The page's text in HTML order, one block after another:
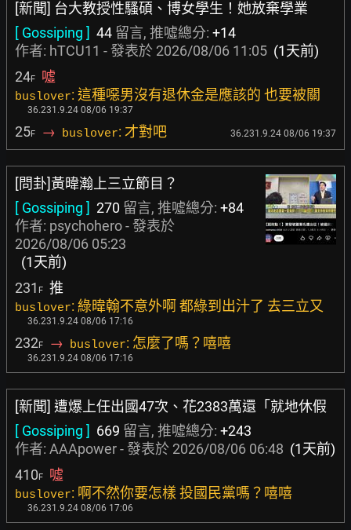
[新聞] 台大教授性騷碩、博女學生！她放棄學業
[ Gossiping ] 44 留言, 推噓總分: +14
作者: hTCU11 - 發表於 2026/08/06 11:05 (1天前)
24F 噓
buslover: 這種噁男沒有退休金是應該的 也要被關
36.231.9.24 08/06 19:37
25F → buslover: 才對吧 36.231.9.24 08/06 19:37
[問卦]黃暐瀚上三立節目？
[ Gossiping ] 270 留言, 推噓總分: +84
作者: psychohero- 發表於
2026/08/06 05:23
(1天前)
231 F 推
buslover: 綠暐翰不意外啊 都綠到出汁了 去三立又
36.231.9.24 08/06 17:16
232F → buslover: 怎麼了嗎？嘻嘻
36.231.9.24 08/06 17:16
[新聞] 遭爆上任出國47次、花2383萬還「就地休假
[ Gossiping ] 669 留言, 推噓總分: +243
作者: AAApower- 發表於 2026/08/06 06:48 (1天前)
410F 噓
buslover: 啊不然你要怎樣 投國民黨嗎？嘻嘻
36.231.9.24 08/06 17:06